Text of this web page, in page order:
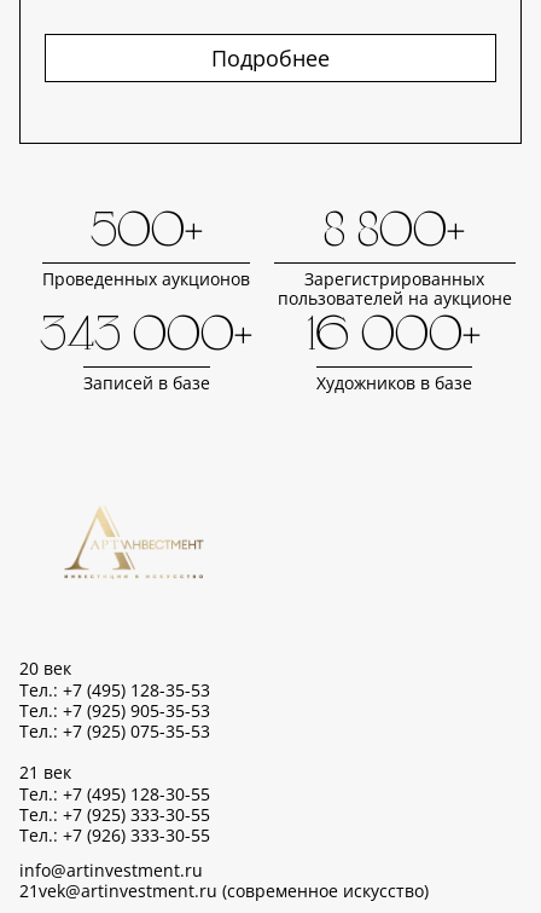
Подробнее
500+
Проведенных аукционов
8 800+
Зарегистрированных
пользователей на аукционе
343 000+
Записей в базе
16 000+
Художников в базе
20 век
Тел.: +7 (495) 128-35-53
Тел.: +7 (925) 905-35-53
Тел.: +7 (925) 075-35-53
21 век
Тел.: +7 (495) 128-30-55
Тел.: +7 (925) 333-30-55
Тел.: +7 (926) 333-30-55
info@artinvestment.ru
21vek@artinvestment.ru (современное искусство)